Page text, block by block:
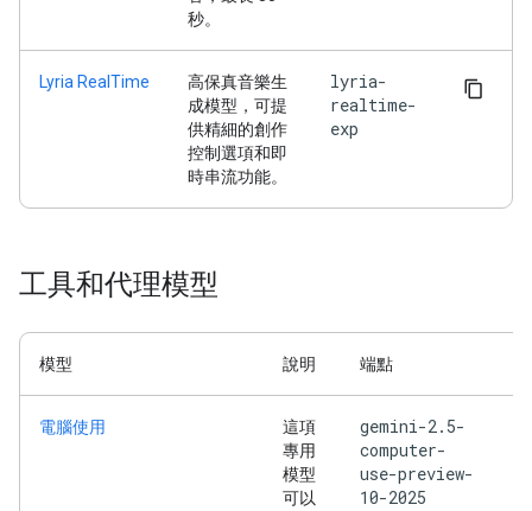
秒。
Lyria RealTime
高保真音樂生
成模型，可提
供精細的創作
控制選項和即
時串流功能。
lyria-
realtime-
exp
工具和代理模型
模型 說明 端點
電腦使用
這項
專用
模型
可以
gemini-2.5-
computer-
use-preview-
10-2025